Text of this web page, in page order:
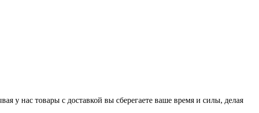
у нас товары с доставкой вы сберегаете ваше время и силы, делая